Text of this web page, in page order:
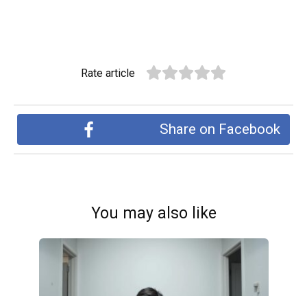
Rate article
Share on Facebook
You may also like